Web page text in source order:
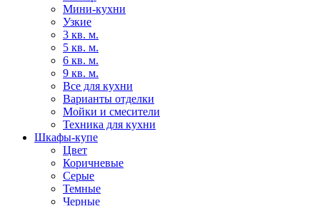
Мини-кухни
Узкие
3 кв. м.
5 кв. м.
6 кв. м.
9 кв. м.
Все для кухни
Варианты отделки
Мойки и смесители
Техника для кухни
Шкафы-купе
Цвет
Коричневые
Серые
Темные
Черные